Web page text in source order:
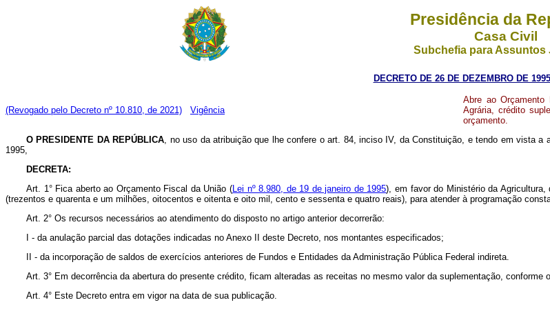
Presidência da
Casa Civil
Subchefia para Assuntos
DECRETO DE 26 DE DEZEMBRO DE
(Revogado pelo Decreto nº 10.810, de 2021) Vigência
Abre ao
Agrária, crédito
orçamento.
O PRESIDENTE DA REPÚBLICA, no uso da atribuição que lhe confere o art. 84, inciso IV, da Constituição, e tendo em vista
1995,
DECRETA:
Art. 1° Fica aberto ao Orçamento Fiscal da União (Lei nº 8.980, de 19 de janeiro de 1995), em favor do Ministério da Agricultura,
(trezentos e quarenta e um milhões, oitocentos e oitenta e oito mil, cento e sessenta e quatro reais), para atender à programação
Art. 2° Os recursos necessários ao atendimento do disposto no artigo anterior decorrerão:
I - da anulação parcial das dotações indicadas no Anexo II deste Decreto, nos montantes especificados;
II - da incorporação de saldos de exercícios anteriores de Fundos e Entidades da Administração Pública Federal indireta.
Art. 3° Em decorrência da abertura do presente crédito, ficam alteradas as receitas no mesmo valor da suplementação, conforme
Art. 4° Este Decreto entra em vigor na data de sua publicação.